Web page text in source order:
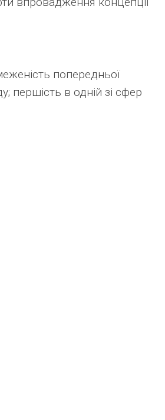
попередньої
першість в одній зі сфер